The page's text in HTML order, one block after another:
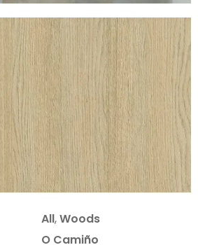
All,Woods
O Camiño